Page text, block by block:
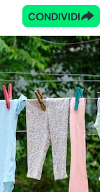
CONDIVIDI